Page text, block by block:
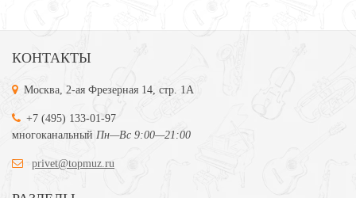
КОНТАКТЫ
Москва, 2-ая Фрезерная 14, стр. 1А
+7 (495) 133-01-97
многоканальный Пн—Вс 9:00—21:00
privet@topmuz.ru